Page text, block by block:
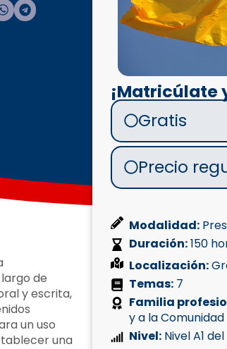
¡Matricúlate
Gratis
Precio
Modalidad:
Duración:150
Localización:
Temas:7
Familia
y a la Comunidad
Nivel:Nivel A1 del
de
y escrita,
un uso
una